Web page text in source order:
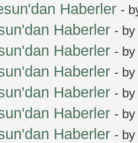
Haberler -
Haberler - by
Haberler - by
Haberler - by
Haberler - by
Haberler - by
Haberler - by